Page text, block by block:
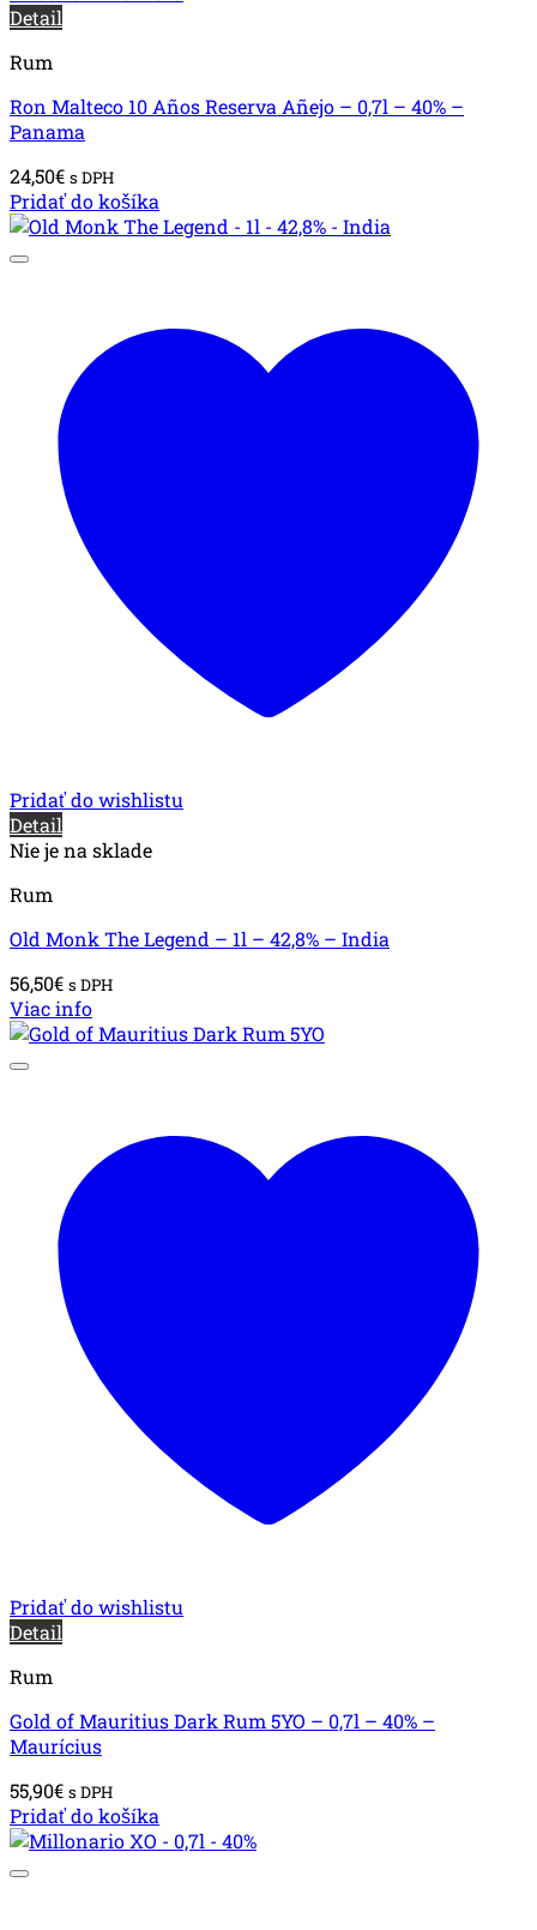
Detail
Rum
Ron Malteco 10 Años Reserva Añejo – 0,7l – 40% –
Panama
24,50€ s DPH
Pridať do košíka
Pridať do wishlistu
Detail
Nie je na sklade
Rum
Old Monk The Legend – 1l – 42,8% – India
56,50€ s DPH
Viac info
Pridať do wishlistu
Detail
Rum
Gold of Mauritius Dark Rum 5YO – 0,7l – 40% –
Maurícius
55,90€ s DPH
Pridať do košíka